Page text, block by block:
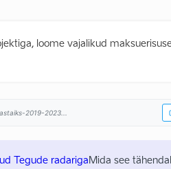
loome vajalikud
2019-2023...
Tegude radariga Mida see